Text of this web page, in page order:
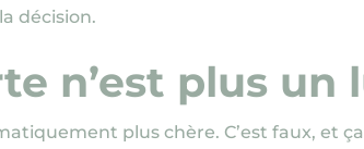
décision.
n’est plus un
plus chère. C’est faux, et